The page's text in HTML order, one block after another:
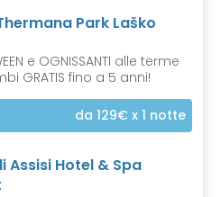
Park Laško
e OGNISSANTI alle terme
GRATIS fino a 5 anni!
da 129€ x 1 notte
Assisi Hotel & Spa